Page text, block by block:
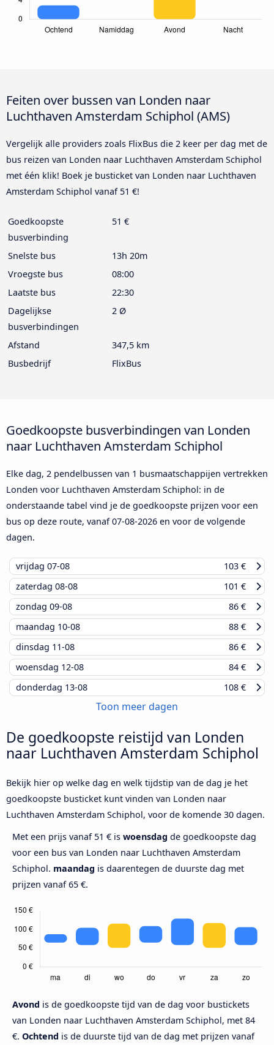
Feiten over bussen van Londen naar
Luchthaven Amsterdam Schiphol (AMS)
Vergelijk alle providers zoals FlixBus die 2 keer per dag met de
bus reizen van Londen naar Luchthaven Amsterdam Schiphol
met één klik! Boek je busticket van Londen naar Luchthaven
Amsterdam Schiphol vanaf 51 €!
Goedkoopste
busverbinding
51 €
Snelste bus
13h 20m
Vroegste bus
08:00
Laatste bus
22:30
Dagelijkse
busverbindingen
2 Ø
Afstand
347,5 km
Busbedrijf
FlixBus
Goedkoopste busverbindingen van Londen
naar Luchthaven Amsterdam Schiphol
Elke dag, 2 pendelbussen van 1 busmaatschappijen vertrekken
Londen voor Luchthaven Amsterdam Schiphol: in de
onderstaande tabel vind je de goedkoopste prijzen voor een
bus op deze route, vanaf07-08-2026 en voor de volgende
dagen.
vrijdag 07-08
103 €
zaterdag 08-08
101 €
zondag 09-08
86 €
maandag 10-08
88 €
dinsdag 11-08
86 €
woensdag 12-08
84 €
donderdag 13-08 108 €
Toon meer dagen
De goedkoopste reistijd van Londen
naar Luchthaven Amsterdam Schiphol
Bekijk hier op welke dag en welk tijdstip van de dag je het
goedkoopste busticket kunt vinden van Londen naar
Luchthaven Amsterdam Schiphol, voor de komende 30 dagen.
Met een prijs vanaf 51 € is woensdag de goedkoopste dag
voor een bus van Londen naar Luchthaven Amsterdam
Schiphol. maandag is daarentegen de duurste dag met
prijzen vanaf 65 €.
Avond is de goedkoopste tijd van de dag voor bustickets
van Londen naar Luchthaven Amsterdam Schiphol, met 84
€. Ochtend is de duurste tijd van de dag met prijzen vanaf